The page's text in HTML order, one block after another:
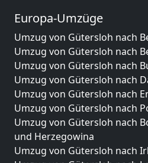
Europa-Umzüge
Umzug von Gütersloh nach
Umzug von Gütersloh nach
Umzug von Gütersloh nach
Umzug von Gütersloh nach
Umzug von Gütersloh nach
Umzug von Gütersloh nach
Umzug von Gütersloh nach
und Herzegowina
Umzug von Gütersloh nach